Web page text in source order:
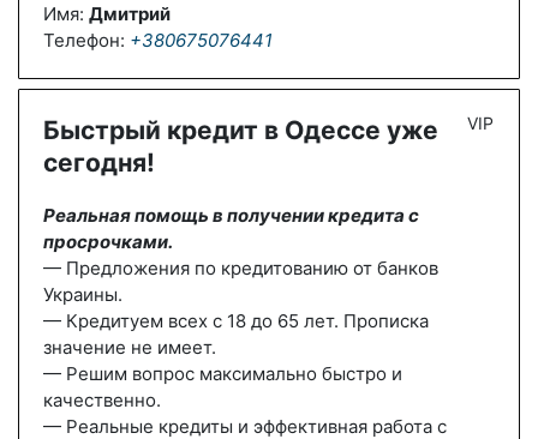
Имя: Дмитрий
Телефон: +380675076441
Быстрый кредит в Одессе уже
сегодня!
Реальная помощь в получении кредита с
просрочками.
— Предложения по кредитованию от банков
Украины.
— Кредитуем всех с 18 до 65 лет. Прописка
значение не имеет.
— Решим вопрос максимально быстро и
качественно.
— Реальные кредиты и эффективная работа с
VIP